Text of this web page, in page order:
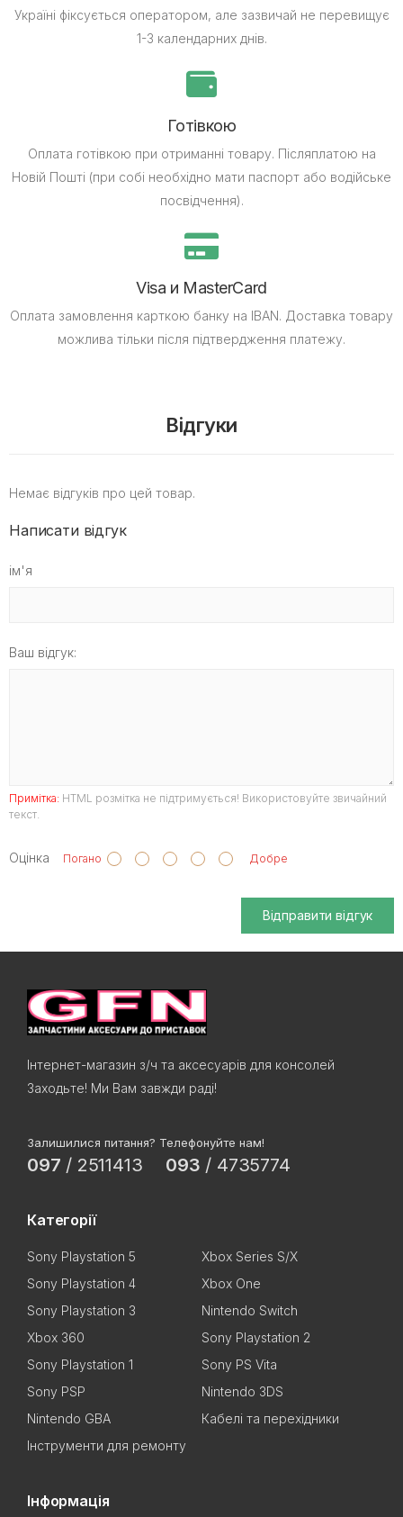
Україні фіксується оператором, але зазвичай не перевищує
1-3 календарних днів.
Готівкою
Оплата готівкою при отриманні товару. Післяплатою на
Новій Пошті (при собі необхідно мати паспорт або водійське
посвідчення).
Visa и MasterCard
Оплата замовлення карткою банку на IBAN. Доставка товару
можлива тільки після підтвердження платежу.
Відгуки
Немає відгуків про цей товар.
Написати відгук
ім'я
Ваш відгук:
Примітка: HTML розмітка не підтримується! Використовуйте звичайний
текст.
Оцінка Погано Добре
Відправити відгук
Інтернет-магазин з/ч та аксесуарів для консолей
Заходьте! Ми Вам завжди раді!
Залишилися питання? Телефонуйте нам!
097 / 2511413 093 / 4735774
Категорії
Sony Playstation 5
Xbox Series S/X
Sony Playstation 4
Xbox One
Sony Playstation 3
Nintendo Switch
Xbox 360
Sony Playstation 2
Sony Playstation 1
Sony PS Vita
Sony PSP
Nintendo 3DS
Nintendo GBA
Кабелі та перехідники
Інструменти для ремонту
Інформація